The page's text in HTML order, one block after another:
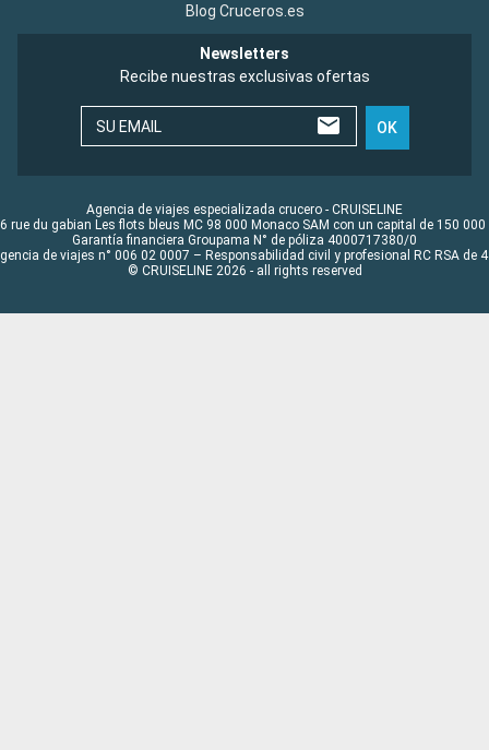
Blog Cruceros.es
Newsletters
Recibe nuestras exclusivas ofertas
SU EMAIL OK
Agencia de viajes especializada crucero - CRUISELINE
rue du gabian Les flots bleus MC 98 000 Monaco SAM con un capital de 150 000
Garantía financiera Groupama N° de póliza 4000717380/0
de viajes n° 006 02 0007 – Responsabilidad civil y profesional RC RSA de
© CRUISELINE 2026 - all rights reserved